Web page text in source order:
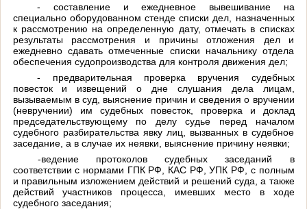
- составление и ежедневное вывешивание на
специально оборудованном стенде списки дел, назначенных
к рассмотрению на определенную дату, отмечать в списках
результаты рассмотрения и причины отложения дел и
ежедневно сдавать отмеченные списки начальнику отдела
обеспечения судопроизводства для контроля движения дел;
- предварительная проверка вручения судебных
повесток и извещений о дне слушания дела лицам,
вызываемым в суд, выяснение причин и сведения о вручении
(невручении) им судебных повесток, проверка и доклад
председательствующему по делу судье перед началом
судебного разбирательства явку лиц, вызванных в судебное
заседание, а в случае их неявки, выяснение причину неявки;
-ведение протоколов судебных заседаний в
соответствии с нормами ГПК РФ, КАС РФ, УПК РФ, с полным
и правильным изложением действий и решений суда, а также
действий участников процесса, имевших место в ходе
судебного заседания;